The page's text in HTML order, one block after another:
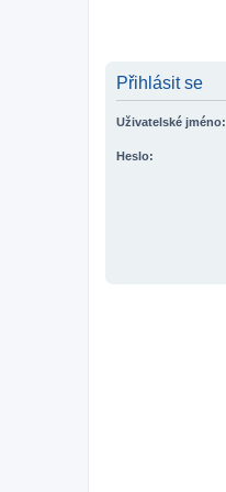
Přihlásit se
Uživatelské jméno:
Heslo: